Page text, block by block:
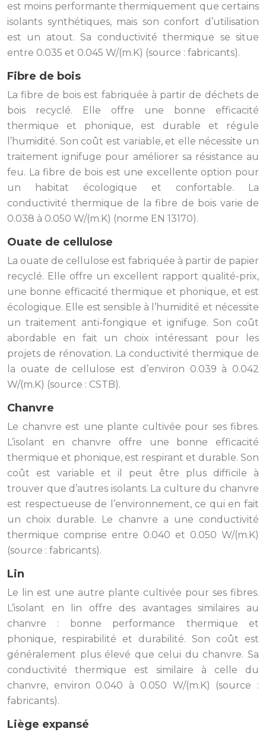
est moins performante thermiquement que certains
isolants synthétiques, mais son confort d’utilisation
est un atout. Sa conductivité thermique se situe
entre 0.035 et 0.045 W/(m.K) (source : fabricants).
Fibre de bois
La fibre de bois est fabriquée à partir de déchets de
bois recyclé. Elle offre une bonne efficacité
thermique et phonique, est durable et régule
l’humidité. Son coût est variable, et elle nécessite un
traitement ignifuge pour améliorer sa résistance au
feu. La fibre de bois est une excellente option pour
un habitat écologique et confortable. La
conductivité thermique de la fibre de bois varie de
0.038 à 0.050 W/(m.K) (norme EN 13170).
Ouate de cellulose
La ouate de cellulose est fabriquée à partir de papier
recyclé. Elle offre un excellent rapport qualité-prix,
une bonne efficacité thermique et phonique, et est
écologique. Elle est sensible à l’humidité et nécessite
un traitement anti-fongique et ignifuge. Son coût
abordable en fait un choix intéressant pour les
projets de rénovation. La conductivité thermique de
la ouate de cellulose est d’environ 0.039 à 0.042
W/(m.K) (source : CSTB).
Chanvre
Le chanvre est une plante cultivée pour ses fibres.
L’isolant en chanvre offre une bonne efficacité
thermique et phonique, est respirant et durable. Son
coût est variable et il peut être plus difficile à
trouver que d’autres isolants. La culture du chanvre
est respectueuse de l’environnement, ce qui en fait
un choix durable. Le chanvre a une conductivité
thermique comprise entre 0.040 et 0.050 W/(m.K)
(source : fabricants).
Lin
Le lin est une autre plante cultivée pour ses fibres.
L’isolant en lin offre des avantages similaires au
chanvre : bonne performance thermique et
phonique, respirabilité et durabilité. Son coût est
généralement plus élevé que celui du chanvre. Sa
conductivité thermique est similaire à celle du
chanvre, environ 0.040 à 0.050 W/(m.K) (source :
fabricants).
Liège expansé